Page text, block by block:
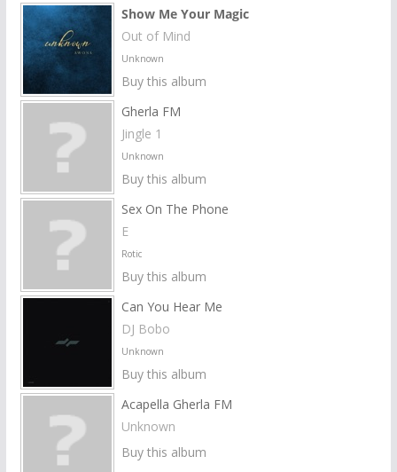
Show Me Your Magic
Out of Mind
Unknown
Buy this album
Gherla FM
Jingle 1
Unknown
Buy this album
Sex On The Phone
E
Rotic
Buy this album
Can You Hear Me
DJ Bobo
Unknown
Buy this album
Acapella Gherla FM
Unknown
Buy this album